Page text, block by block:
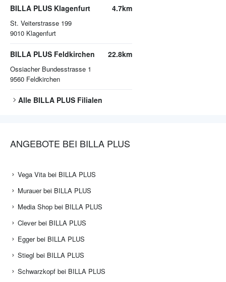
BILLA PLUS Klagenfurt
St. Veiterstrasse 199
9010 Klagenfurt
4.7km
BILLA PLUS Feldkirchen
Ossiacher Bundesstrasse 1
9560 Feldkirchen
22.8km
Alle BILLA PLUS Filialen
ANGEBOTE BEI BILLA PLUS
Vega Vita bei BILLA PLUS
Murauer bei BILLA PLUS
Media Shop bei BILLA PLUS
Clever bei BILLA PLUS
Egger bei BILLA PLUS
Stiegl bei BILLA PLUS
Schwarzkopf bei BILLA PLUS